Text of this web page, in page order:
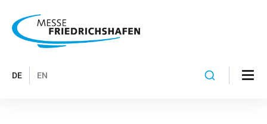
DE EN